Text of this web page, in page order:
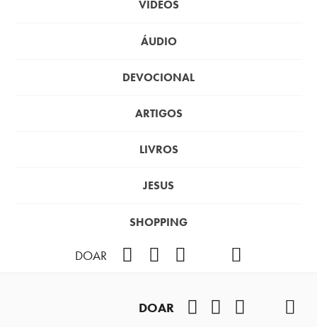
VÍDEOS
ÁUDIO
DEVOCIONAL
ARTIGOS
LIVROS
JESUS
SHOPPING
DOAR
DOAR